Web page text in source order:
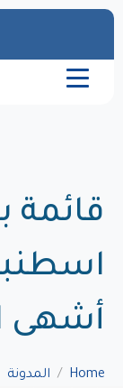
أشهى
Home
المدونة